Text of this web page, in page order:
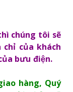
chúng tôi sẽ
của khách
bưu điện.
hàng, Quý